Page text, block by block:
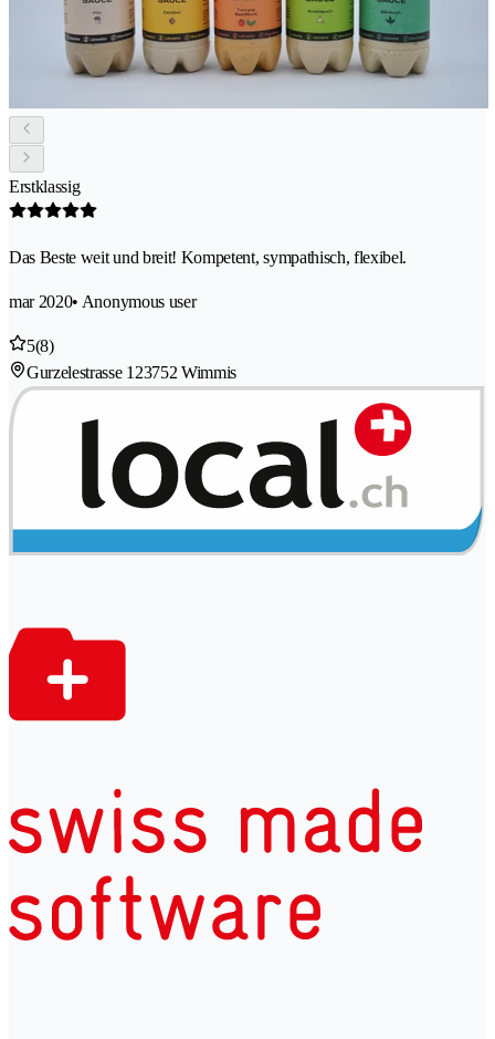
Erstklassig
Das Beste weit und breit! Kompetent, sympathisch, flexibel.
mar 2020• Anonymous user
5(8)
Gurzelestrasse 123752 Wimmis